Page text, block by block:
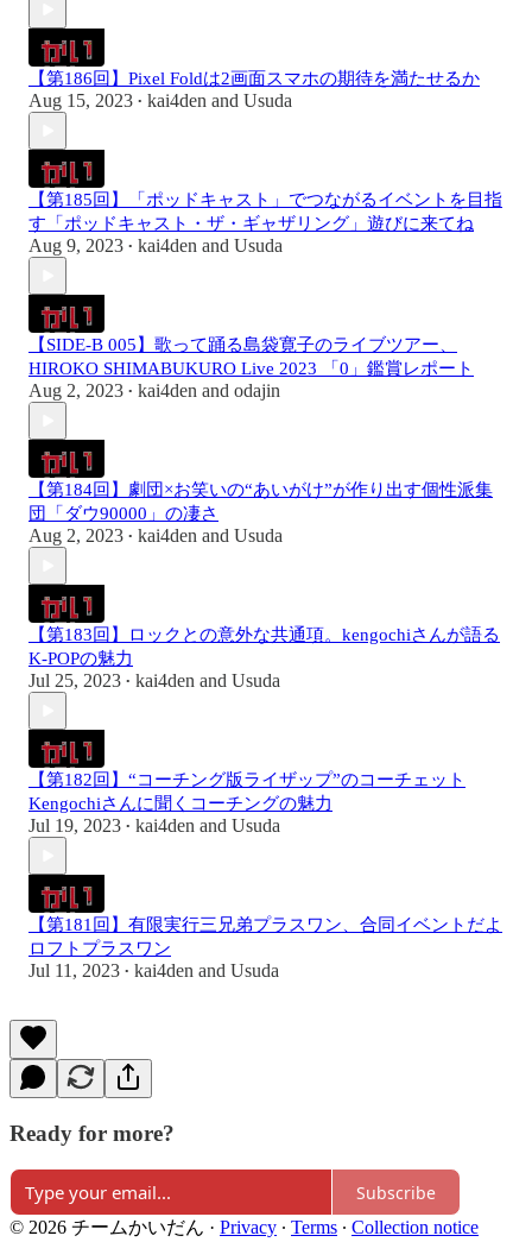
【第186回】Pixel Foldは2画面スマホの期待を満たせるか
Aug 15, 2023 • kai4den and Usuda
【第185回】「ポッドキャスト」でつながるイベントを目指
す「ポッドキャスト・ザ・ギャザリング」遊びに来てね
Aug 9, 2023 • kai4den and Usuda
【SIDE-B 005】歌って踊る島袋寛子のライブツアー、
HIROKO SHIMABUKURO Live 2023 「0」鑑賞レポート
Aug 2, 2023 • kai4den and odajin
【第184回】劇団×お笑いの“あいがけ”が作り出す個性派集
団「ダウ90000」の凄さ
Aug 2, 2023 • kai4den and Usuda
【第183回】ロックとの意外な共通項。kengochiさんが語る
K-POPの魅力
Jul 25, 2023 • kai4den and Usuda
【第182回】“コーチング版ライザップ”のコーチェット
Kengochiさんに聞くコーチングの魅力
Jul 19, 2023 • kai4den and Usuda
【第181回】有限実行三兄弟プラスワン、合同イベントだよ
ロフトプラスワン
Jul 11, 2023 • kai4den and Usuda
Ready for more?
Subscribe
© 2026 チームかいだん · Privacy ∙ Terms ∙ Collection notice